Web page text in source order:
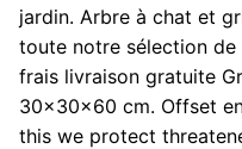
jardin. Arbre à chat et
toute notre sélection
frais livraison gratuite
30x30x60 cm. Offset
this we protect